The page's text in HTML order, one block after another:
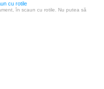
cu rotile
în scaun cu rotile. Nu putea să